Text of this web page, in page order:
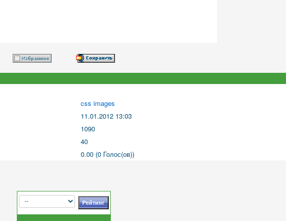
css images
11.01.2012 13:03
1090
40
0.00 (0 Голос(ов))